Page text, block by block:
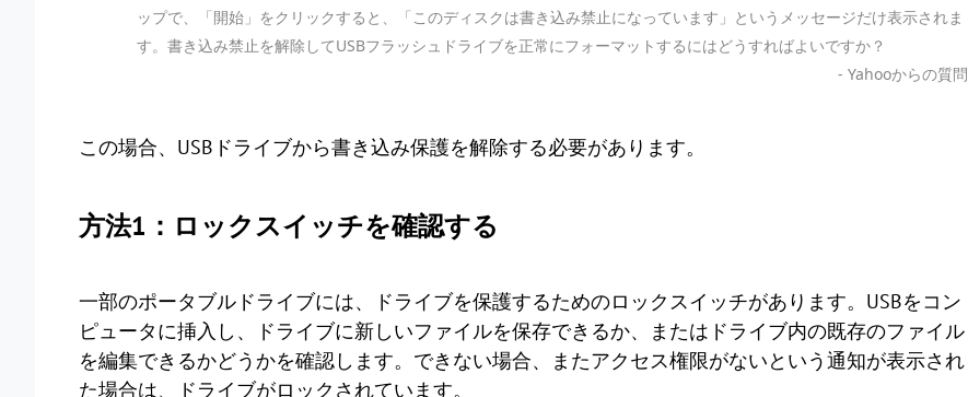
ップで、「開始」をクリックすると、「このディスクは書き込み禁止になっています」というメッセージだけ表示されま
す。書き込み禁止を解除してUSBフラッシュドライブを正常にフォーマットするにはどうすればよいですか？
- Yahooからの質問
この場合、USBドライブから書き込み保護を解除する必要があります。
方法1：ロックスイッチを確認する
一部のポータブルドライブには、ドライブを保護するためのロックスイッチがあります。USBをコン
ピュータに挿入し、ドライブに新しいファイルを保存できるか、またはドライブ内の既存のファイル
を編集できるかどうかを確認します。できない場合、またアクセス権限がないという通知が表示され
た場合は、ドライブがロックされています。